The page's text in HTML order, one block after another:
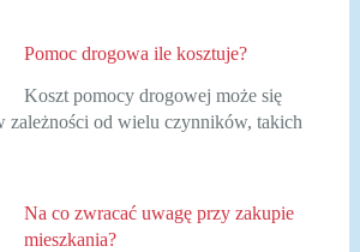
Pomoc drogowa ile kosztuje?
Koszt pomocy drogowej może się
zależności od wielu czynników, takich
Na co zwracać uwagę przy zakupie
mieszkania?